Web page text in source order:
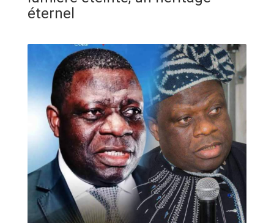
ANNONCE
ASSAINISSEMENT
BREAKING-NEWS
CAMEROUN
PLUS
éternel